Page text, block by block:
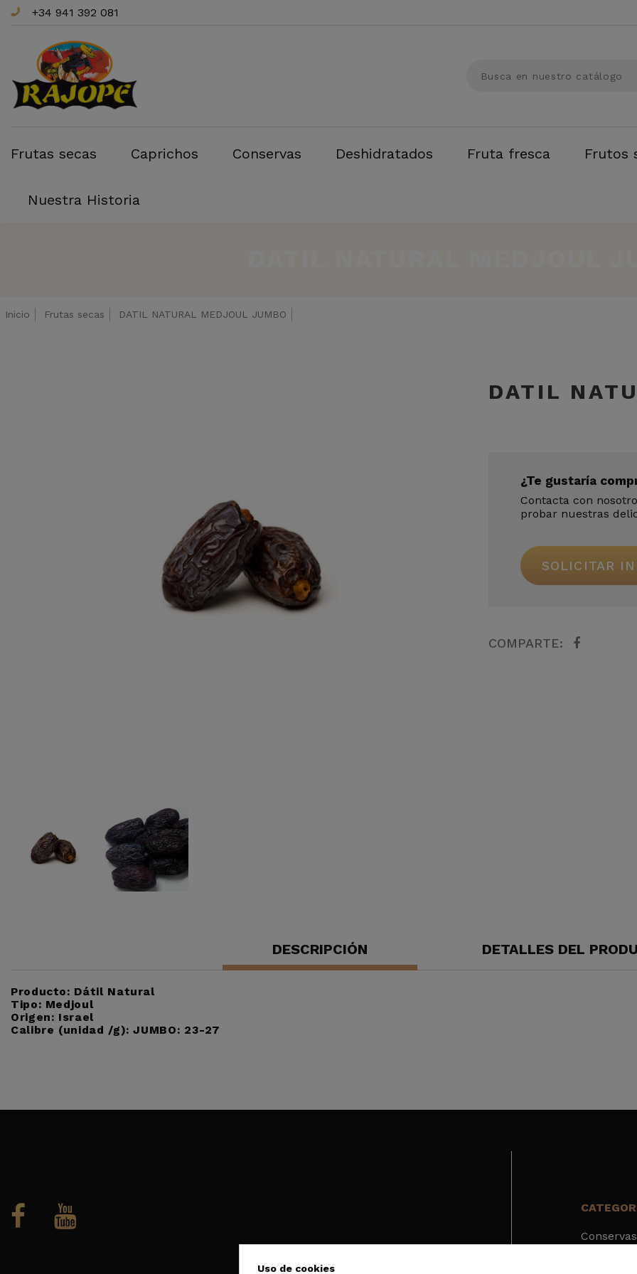
+34 941 392 081
Frutas secas Caprichos Conservas Deshidratados Fruta fresca Frutos
Nuestra Historia
Inicio Frutas secas DATIL NATURAL MEDJOUL JUMBO
DATIL
¿Te gustaría
Contacta con
probar nuestras
SOLICITAR
COMPARTE:
DESCRIPCIÓN DETALLES DEL
Producto: Dátil Natural
Tipo: Medjoul
Origen: Israel
Calibre (unidad /g): JUMBO: 23-27
Conservas
Uso de cookies